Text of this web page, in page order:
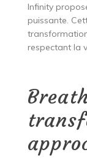
Infinity
puissante.
respectant la